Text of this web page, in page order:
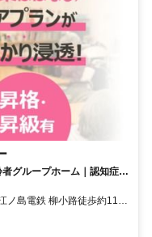
グループホーム｜認知症介
ノ島電鉄 柳小路徒歩約11
「ミネベア」バス停下